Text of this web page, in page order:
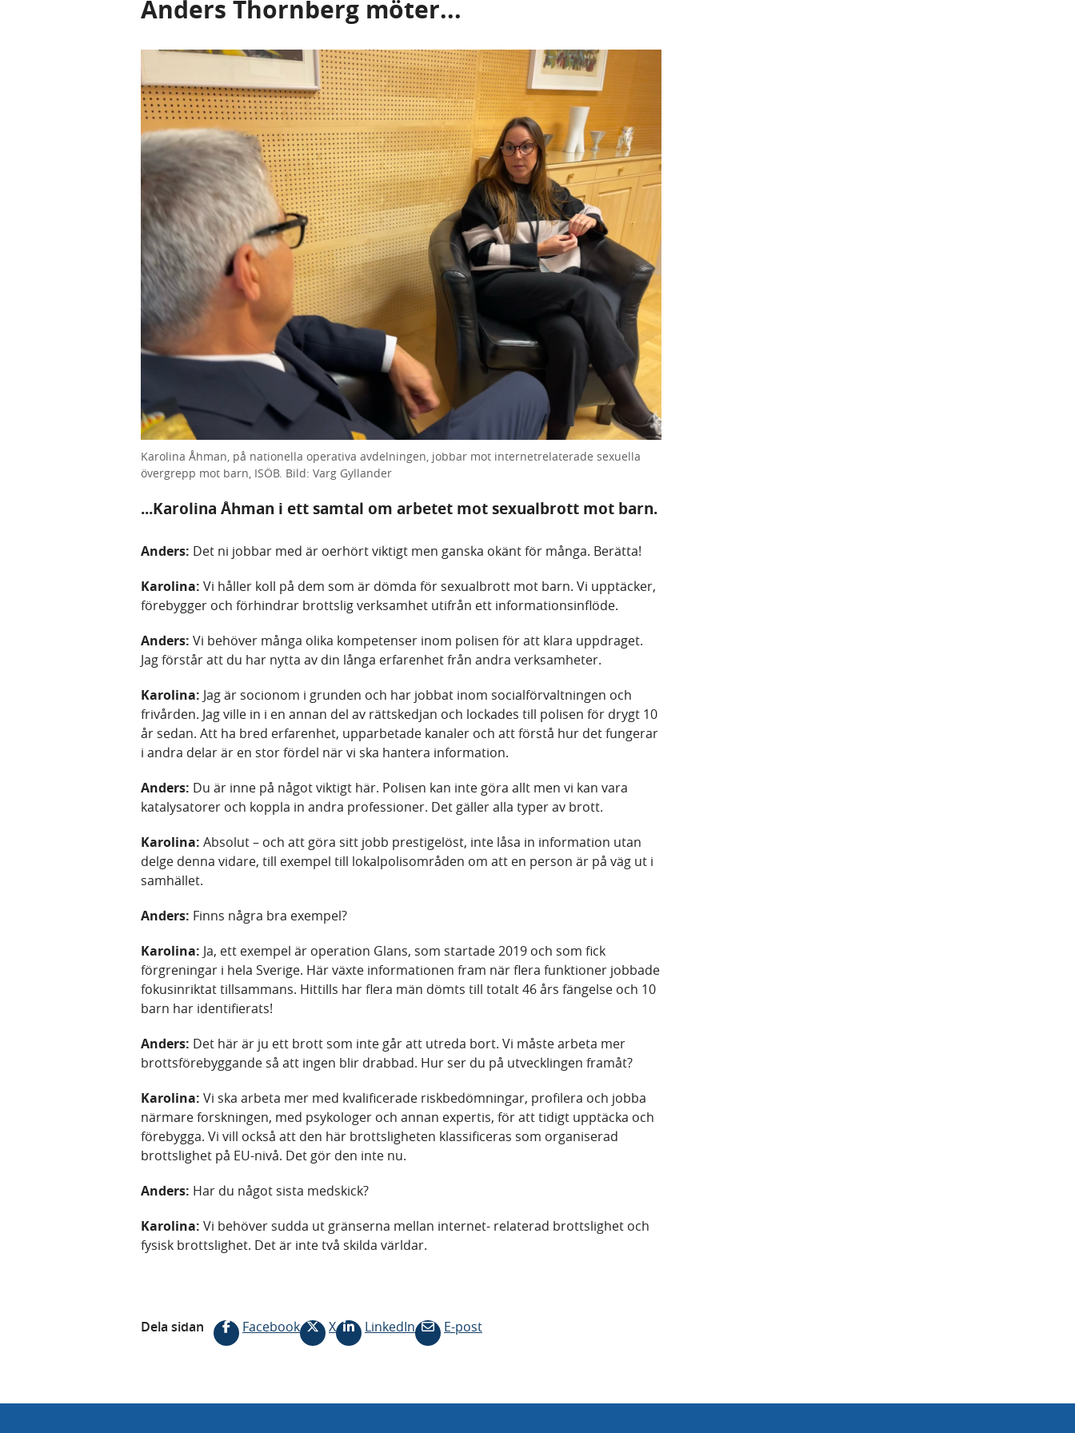
Anders Thornberg möter...
Karolina Åhman, på nationella operativa avdelningen, jobbar mot internetrelaterade sexuella
övergrepp mot barn, ISÖB. Bild: Varg Gyllander
...Karolina Åhman i ett samtal om arbetet mot sexualbrott mot barn.
Anders: Det ni jobbar med är oerhört viktigt men ganska okänt för många. Berätta!
Karolina: Vi håller koll på dem som är dömda för sexualbrott mot barn. Vi upptäcker,
förebygger och förhindrar brottslig verksamhet utifrån ett informationsinflöde.
Anders: Vi behöver många olika kompetenser inom polisen för att klara uppdraget.
Jag förstår att du har nytta av din långa erfarenhet från andra verksamheter.
Karolina: Jag är socionom i grunden och har jobbat inom socialförvaltningen och
frivården. Jag ville in i en annan del av rättskedjan och lockades till polisen för drygt 10
år sedan. Att ha bred erfarenhet, upparbetade kanaler och att förstå hur det fungerar
i andra delar är en stor fördel när vi ska hantera information.
Anders: Du är inne på något viktigt här. Polisen kan inte göra allt men vi kan vara
katalysatorer och koppla in andra professioner. Det gäller alla typer av brott.
Karolina: Absolut – och att göra sitt jobb prestigelöst, inte låsa in information utan
delge denna vidare, till exempel till lokalpolisområden om att en person är på väg ut i
samhället.
Anders: Finns några bra exempel?
Karolina: Ja, ett exempel är operation Glans, som startade 2019 och som fick
förgreningar i hela Sverige. Här växte informationen fram när flera funktioner jobbade
fokusinriktat tillsammans. Hittills har flera män dömts till totalt 46 års fängelse och 10
barn har identifierats!
Anders: Det här är ju ett brott som inte går att utreda bort. Vi måste arbeta mer
brottsförebyggande så att ingen blir drabbad. Hur ser du på utvecklingen framåt?
Karolina: Vi ska arbeta mer med kvalificerade riskbedömningar, profilera och jobba
närmare forskningen, med psykologer och annan expertis, för att tidigt upptäcka och
förebygga. Vi vill också att den här brottsligheten klassificeras som organiserad
brottslighet på EU-nivå. Det gör den inte nu.
Anders: Har du något sista medskick?
Karolina: Vi behöver sudda ut gränserna mellan internet- relaterad brottslighet och
fysisk brottslighet. Det är inte två skilda världar.
Dela sidan Facebook X LinkedIn E-post